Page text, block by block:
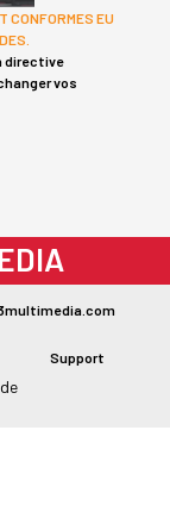
CONFORMES EU
directive
vos
CODE BARRE
- Rennes - Le
Marseille - Poitiers -
- Rouen
Support